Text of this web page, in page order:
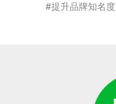
提升品牌知名度